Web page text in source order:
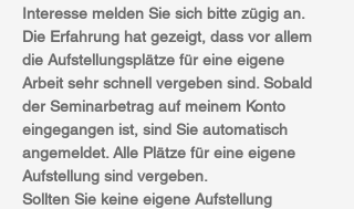
Interesse melden Sie sich bitte zügig an.
Die Erfahrung hat gezeigt, dass vor allem
die Aufstellungsplätze für eine eigene
Arbeit sehr schnell vergeben sind. Sobald
der Seminarbetrag auf meinem Konto
eingegangen ist, sind Sie automatisch
angemeldet. Alle Plätze für eine eigene
Aufstellung sind vergeben.
Sollten Sie keine eigene Aufstellung